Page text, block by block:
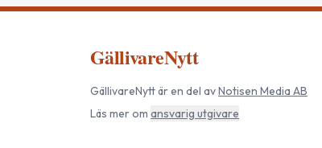
GällivareNytt
GällivareNyttär en del avNotisen Media AB
Läs mer om ansvarig utgivare